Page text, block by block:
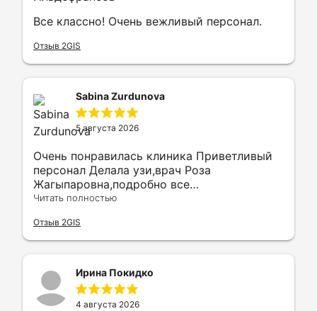
Все классно! Очень вежливый персонал.
Отзыв 2GIS
Sabina Zurdunova
5 августа 2026
Очень понравилась клиника Приветливый
персонал Делала узи,врач Роза
Жагыпаровна,подробно все
объяснила,показала,доброжелательная
Читать полностью
Отзыв 2GIS
Ирина Покидко
4 августа 2026